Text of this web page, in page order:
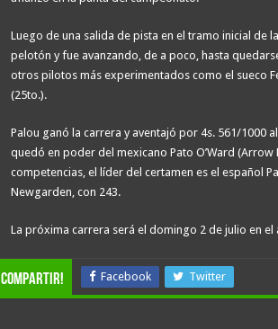
Luego de una salida de pista en el tramo inicial de
pelotón y fue avanzando, de a poco, hasta
otros pilotos más experimentados como el sueco
(25to.).
Palou ganó la carrera y aventajó por 4s. 561/1000
quedó en poder del mexicano Pato O’Ward
competencias, el líder del certamen es el español
Newgarden, con 243.
La próxima carrera será el domingo 2 de julio en
compartir! Facebook Twitter